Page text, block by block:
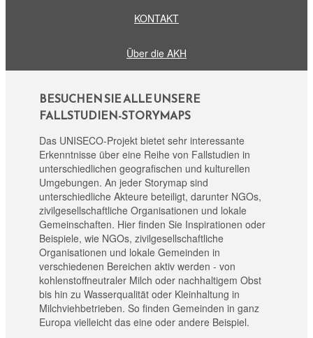
KONTAKT
Über die AKH
BESUCHEN SIE ALLE UNSERE
FALLSTUDIEN-STORYMAPS
Das UNISECO-Projekt bietet sehr interessante
Erkenntnisse über eine Reihe von Fallstudien in
unterschiedlichen geografischen und kulturellen
Umgebungen. An jeder Storymap sind
unterschiedliche Akteure beteiligt, darunter NGOs,
zivilgesellschaftliche Organisationen und lokale
Gemeinschaften. Hier finden Sie Inspirationen oder
Beispiele, wie NGOs, zivilgesellschaftliche
Organisationen und lokale Gemeinden in
verschiedenen Bereichen aktiv werden - von
kohlenstoffneutraler Milch oder nachhaltigem Obst
bis hin zu Wasserqualität oder Kleinhaltung in
Milchviehbetrieben. So finden Gemeinden in ganz
Europa vielleicht das eine oder andere Beispiel.